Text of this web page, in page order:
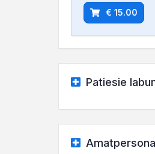
€ 15.00
Patiesie